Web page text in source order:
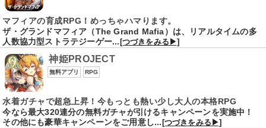
マフィアの育成RPG！めっちゃハマります。
ザ・グランドマフィア（The Grand Mafia）は、リアルタイムの多
人数協力型ストラテジーゲー...[つづきをみる▶]
神姫PROJECT
無料アプリ RPG
水着ガチャで超急上昇！今もっとも熱い少し大人の本格RPG
今なら最大320連分の無料ガチャが引けるキャンペーンを実施中！
その他にも豪華キャンペーンをご用意し... [つづきをみる▶]